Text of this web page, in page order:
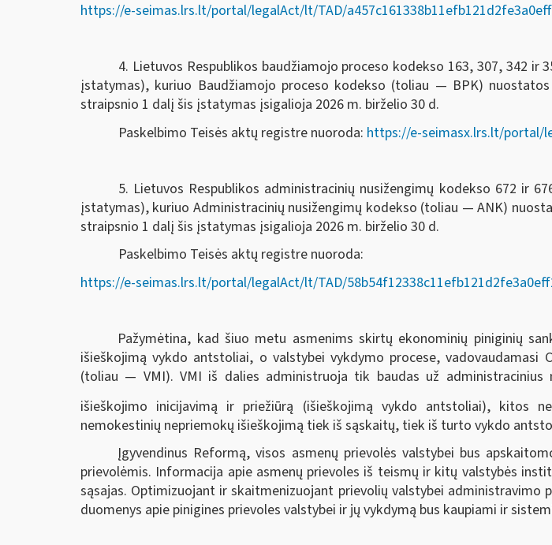
https://e-seimas.lrs.lt/portal/legalAct/lt/TAD/
4. Lietuvos Respublikos baudžiamojo proceso kodekso 163, 307, 342
įstatymas), kuriuo Baudžiamojo proceso kodekso (toliau — BPK)
straipsnio 1 dalį šis įstatymas įsigalioja 2026 m. birželio 30 d.
Paskelbimo Teisės aktų registre nuoroda: https://e-seimasx.lrs.lt/portal/
5. Lietuvos Respublikos administracinių nusižengimų kodekso 672 ir
įstatymas), kuriuo Administracinių nusižengimų kodekso (toliau — ANK)
straipsnio 1 dalį šis įstatymas įsigalioja 2026 m. birželio 30 d.
Paskelbimo Teisės aktų registre nuoroda:
https://e-seimas.lrs.lt/portal/legalAct/lt/TAD/
Pažymėtina, kad šiuo metu asmenims skirtų ekonominių piniginių
išieškojimą vykdo antstoliai, o valstybei vykdymo procese,
(toliau — VMI). VMI iš dalies administruoja tik baudas už
išieškojimo inicijavimą ir priežiūrą (išieškojimą vykdo antstoliai), kitos
nemokestinių nepriemokų išieškojimą tiek iš sąskaitų, tiek iš turto vykdo
Įgyvendinus Reformą, visos asmenų prievolės valstybei bus
prievolėmis. Informacija apie asmenų prievoles iš teismų ir kitų valstybės
sąsajas. Optimizuojant ir skaitmenizuojant prievolių valstybei
duomenys apie pinigines prievoles valstybei ir jų vykdymą bus kaupiami ir